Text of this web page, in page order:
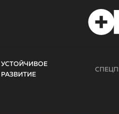
УСТОЙЧИВОЕ
РАЗВИТИЕ